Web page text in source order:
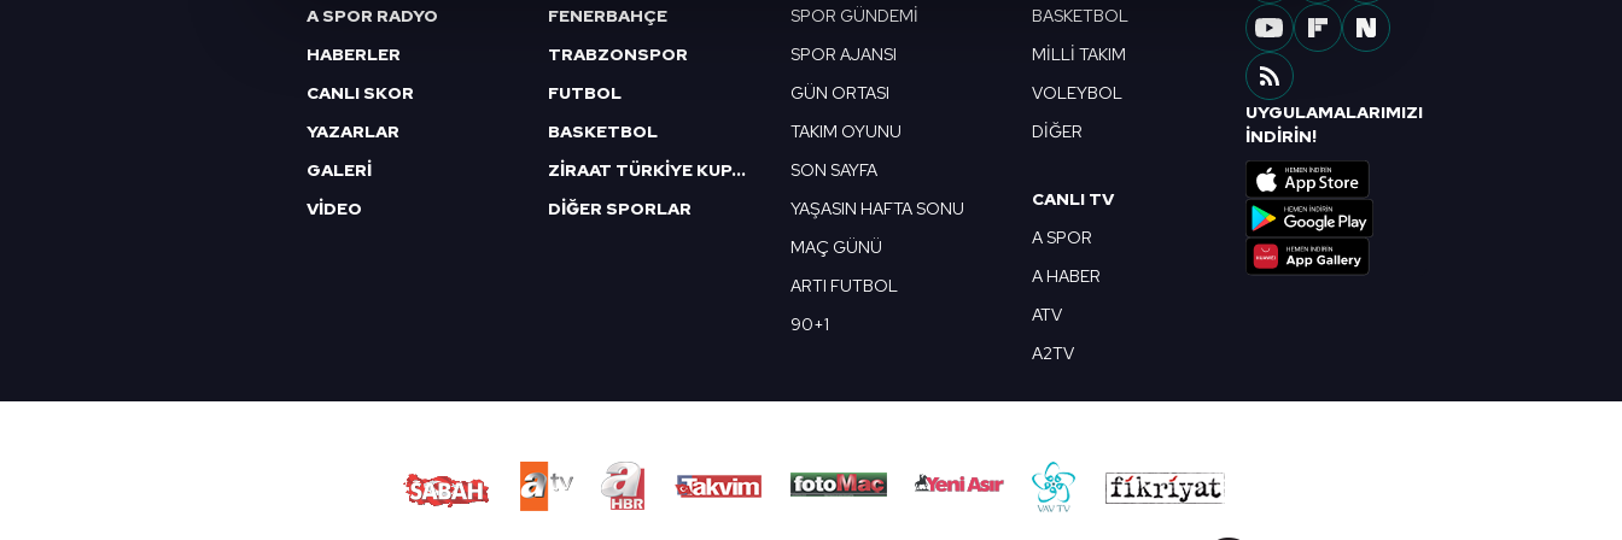
Sizlere daha iyi bir hizmet sunabilmek için İnternet Sitemizde kendimize ve üçüncü kişilere ait çerezler kullanılmaktadır. Bu
çerezler vasıtasıyla çeşitli kişisel verileriniz işlenmekte olup gerekli olan çerezler bilgi toplumu hizmetlerinin sunulması
amacıyla kullanılmaktadır. Diğer çerezler, sitemizin daha işlevsel kılınması ve kişiselleştirilmesi ve sizlere yönelik
reklam/pazarlama faaliyetlerinin yapılması, amaçlarıyla sınırlı olarak açık rızanız dahilinde kullanılacaktır.
butonuna tıklayabilir,
Çerez Bilgilendirme Metnimiziziyaret edebilirsiniz.
6698 sayılı Kişisel Verilerin Korunması Kanunu uyarınca hazırlanmış Aydınlatma Metnimizi okumak ve sitemizde ilgili
A SPOR RADYO
HABERLER
CANLI SKOR
YAZARLAR
GALERİ
VİDEO
FENERBAHÇE
TRABZONSPOR
FUTBOL
BASKETBOL
ZİRAAT TÜRKİYE KUPASI
DİĞER SPORLAR
SPOR GÜNDEMİ
SPOR AJANSI
GÜN ORTASI
TAKIM OYUNU
SON SAYFA
YAŞASIN HAFTA SONU
MAÇ GÜNÜ
ARTI FUTBOL
90+1
BASKETBOL
MİLLİ TAKIM
VOLEYBOL
DİĞER
CANLI TV
A SPOR
A HABER
ATV
A2TV
UYGULAMALARIMIZI
İNDİRİN!